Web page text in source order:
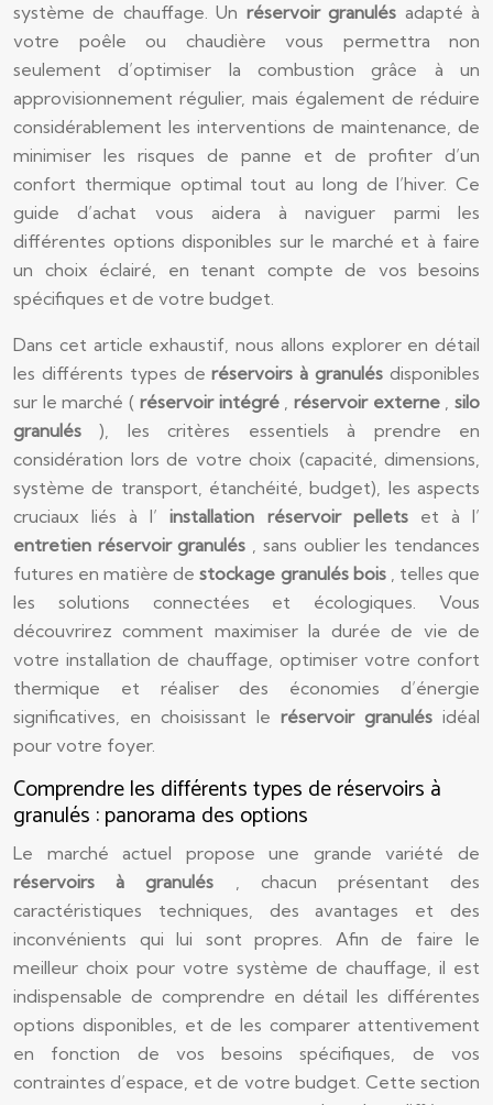
système de chauffage. Un réservoir granulés adapté à
votre poêle ou chaudière vous permettra non
seulement d’optimiser la combustion grâce à un
approvisionnement régulier, mais également de réduire
considérablement les interventions de maintenance, de
minimiser les risques de panne et de profiter d’un
confort thermique optimal tout au long de l’hiver. Ce
guide d’achat vous aidera à naviguer parmi les
différentes options disponibles sur le marché et à faire
un choix éclairé, en tenant compte de vos besoins
spécifiques et de votre budget.
Dans cet article exhaustif, nous allons explorer en détail
les différents types deréservoirs à granulésdisponibles
sur le marché ( réservoir intégré , réservoir externe ,silo
granulés), les critères essentiels à prendre en
considération lors de votre choix (capacité, dimensions,
système de transport, étanchéité, budget), les aspects
cruciaux liés à l’installation réservoir pellets et à l’
entretien réservoir granulés , sans oublier les tendances
futures en matière destockage granulés bois , telles que
les solutions connectées et écologiques. Vous
découvrirez comment maximiser la durée de vie de
votre installation de chauffage, optimiser votre confort
thermique et réaliser des économies d’énergie
significatives, en choisissant le réservoir granulés idéal
pour votre foyer.
Comprendre les différents types de réservoirs à
granulés : panorama des options
Le marché actuel propose une grande variété de
réservoirs à granulés , chacun présentant des
caractéristiques techniques, des avantages et des
inconvénients qui lui sont propres. Afin de faire le
meilleur choix pour votre système de chauffage, il est
indispensable de comprendre en détail les différentes
options disponibles, et de les comparer attentivement
en fonction de vos besoins spécifiques, de vos
contraintes d’espace, et de votre budget. Cette section